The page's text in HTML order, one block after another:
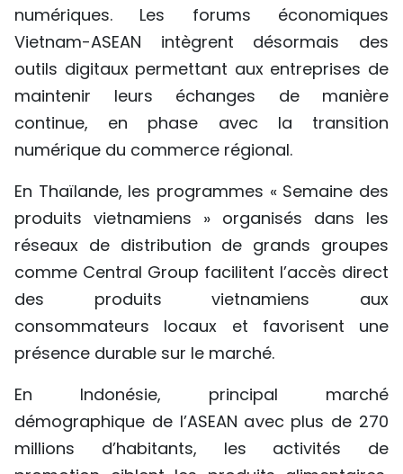
numériques. Les forums économiques
Vietnam-ASEAN intègrent désormais des
outils digitaux permettant aux entreprises de
maintenir leurs échanges de manière
continue, en phase avec la transition
numérique du commerce régional.
En Thaïlande, les programmes « Semaine des
produits vietnamiens » organisés dans les
réseaux de distribution de grands groupes
comme Central Group facilitent l’accès direct
des produits vietnamiens aux
consommateurs locaux et favorisent une
présence durable sur le marché.
En Indonésie, principal marché
démographique de l’ASEAN avec plus de 270
millions d’habitants, les activités de